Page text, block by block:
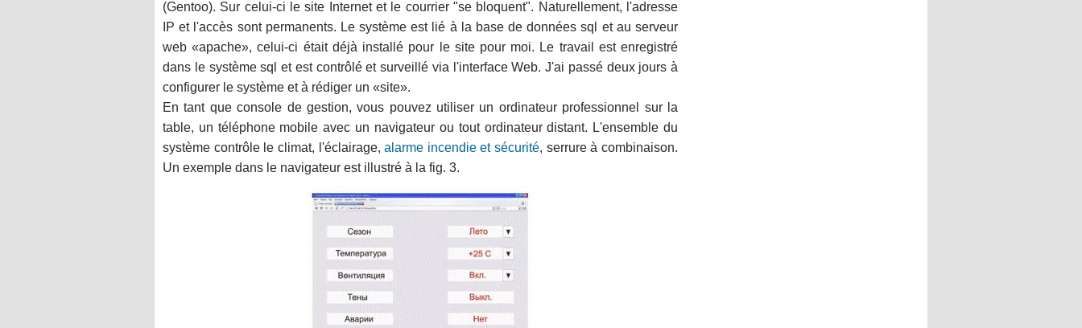
(Gentoo). Sur celui-ci le site Internet et le courrier "se bloquent". Naturellement, l'adresse
IP et l'accès sont permanents. Le système est lié à la base de données sql et au serveur
web «apache», celui-ci était déjà installé pour le site pour moi. Le travail est enregistré
dans le système sql et est contrôlé et surveillé via l'interface Web. J'ai passé deux jours à
configurer le système et à rédiger un «site».
En tant que console de gestion, vous pouvez utiliser un ordinateur professionnel sur la
table, un téléphone mobile avec un navigateur ou tout ordinateur distant. L'ensemble du
système contrôle le climat, l'éclairage,alarme incendie et sécurité, serrure à combinaison.
Un exemple dans le navigateur est illustré à la fig. 3.